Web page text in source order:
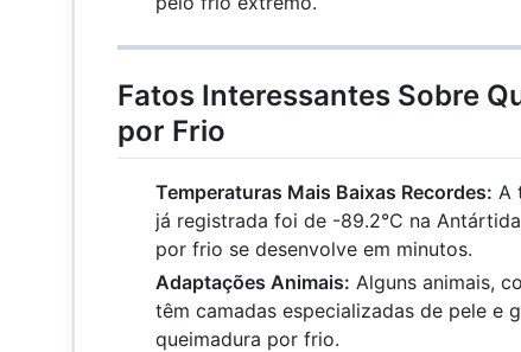
Fatos Interessantes Sobre
por Frio
Temperaturas Mais Baixas Recordes: A
já registrada foi de -89.2°C na
por frio se desenvolve em minutos.
Adaptações Animais: Alguns animais,
têm camadas especializadas de pele e
queimadura por frio.